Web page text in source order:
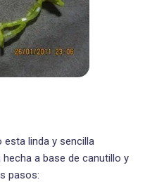
esta linda y sencilla
a base de canutillo y
pasos: